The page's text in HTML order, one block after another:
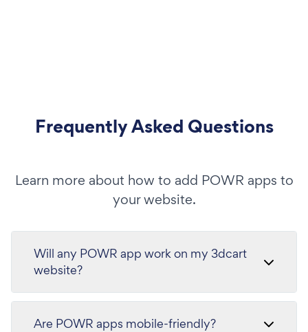
Frequently Asked Questions
Learn more about how to add POWR apps to
your website.
Will any POWR app work on my 3dcart
website?
Are POWR apps mobile-friendly?